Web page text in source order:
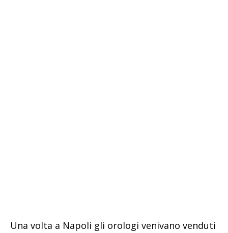
Una volta a Napoli gli orologi venivano venduti